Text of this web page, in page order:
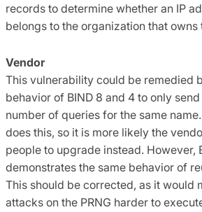
records to determine whether an IP
belongs to the organization that owns
Vendor
This vulnerability could be remedied
behavior of BIND 8 and 4 to only
number of queries for the same
does this, so it is more likely the
people to upgrade instead. However,
demonstrates the same behavior of
This should be corrected, as it would
attacks on the PRNG harder to